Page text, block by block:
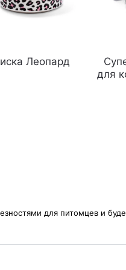
Леопард
для
для питомцев и